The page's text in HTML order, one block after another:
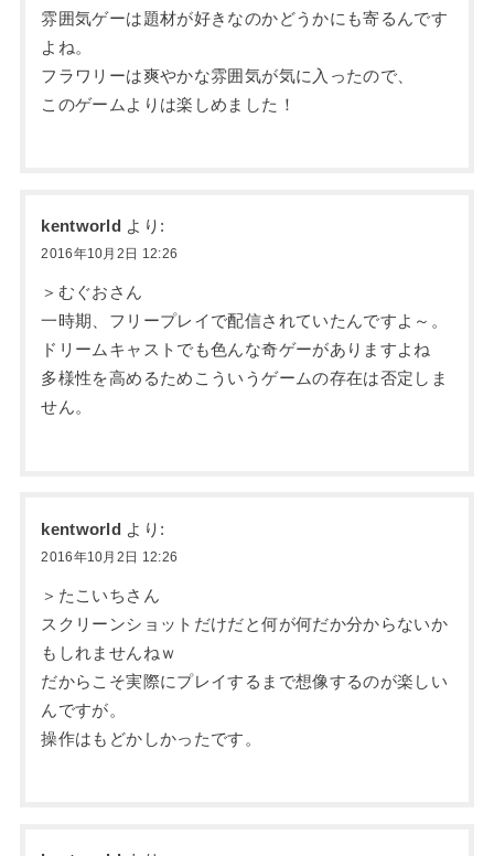
雰囲気ゲーは題材が好きなのかどうかにも寄るんです
よね。
フラワリーは爽やかな雰囲気が気に入ったので、
このゲームよりは楽しめました！
kentworld より:
2016年10月2日 12:26
＞むぐおさん
一時期、フリープレイで配信されていたんですよ～。
ドリームキャストでも色んな奇ゲーがありますよね
多様性を高めるためこういうゲームの存在は否定しま
せん。
kentworld より:
2016年10月2日 12:26
＞たこいちさん
スクリーンショットだけだと何が何だか分からないか
もしれませんねｗ
だからこそ実際にプレイするまで想像するのが楽しい
んですが。
操作はもどかしかったです。